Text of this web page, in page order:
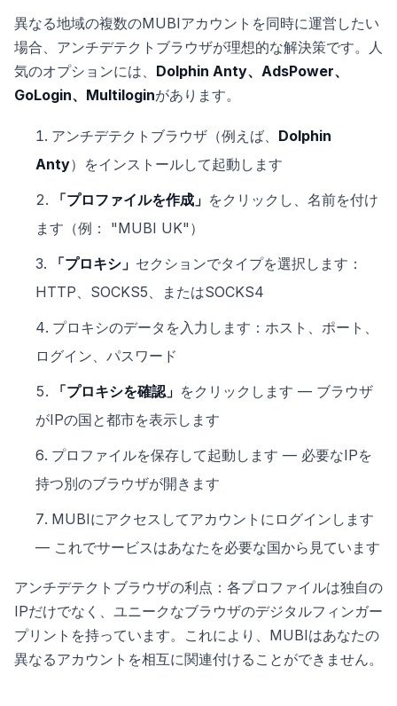
異なる地域の複数のMUBIアカウントを同時に運営したい
場合、アンチデテクトブラウザが理想的な解決策です。人
気のオプションには、 Dolphin Anty、AdsPower、
GoLogin、Multiloginがあります。
アンチデテクトブラウザ（例えば、 Dolphin
Anty）をインストールして起動します
「プロファイルを作成」 をクリックし、名前を付け
ます（例： "MUBI UK"）
「プロキシ」 セクションでタイプを選択します：
HTTP、SOCKS5、またはSOCKS4
プロキシのデータを入力します：ホスト、ポート、
ログイン、パスワード
「プロキシを確認」 をクリックします — ブラウザ
がIPの国と都市を表示します
プロファイルを保存して起動します — 必要なIPを
持つ別のブラウザが開きます
MUBIにアクセスしてアカウントにログインします
— これでサービスはあなたを必要な国から見ています
アンチデテクトブラウザの利点：各プロファイルは独自の
IPだけでなく、ユニークなブラウザのデジタルフィンガー
プリントを持っています。これにより、MUBIはあなたの
異なるアカウントを相互に関連付けることができません。